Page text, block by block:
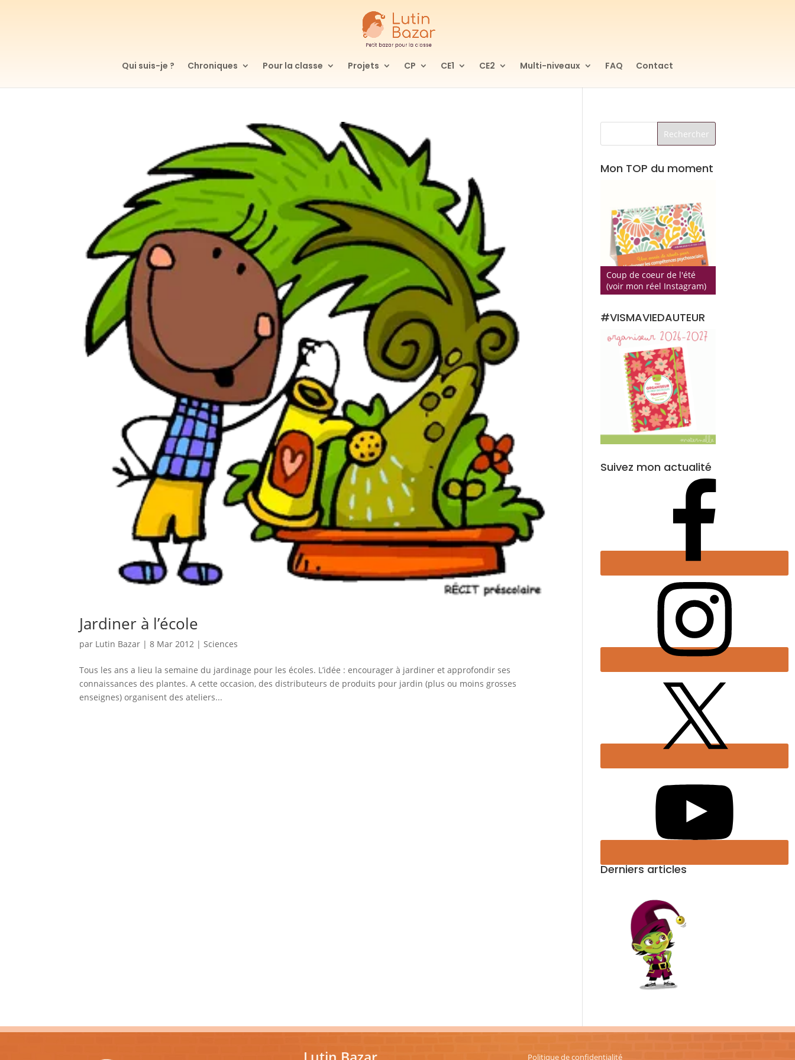
Qui suis-je ? Chroniques Pour la classe Projets CP CE1 CE2 Multi-niveaux FAQ Contact
Jardiner à l’école
par Lutin Bazar |8 Mar 2012 |Sciences
Tous les ans a lieu la semaine du jardinage pour les écoles. L’idée : encourager à jardiner et approfondir ses
connaissances des plantes. A cette occasion, des distributeurs de produits pour jardin (plus ou moins grosses
enseignes) organisent des ateliers...
Mon TOP du moment
Coup de coeur de l'été
(voir mon réel Instagram)
#VISMAVIEDAUTEUR
Suivez mon actualité
Derniers articles
Politique de confidentialité